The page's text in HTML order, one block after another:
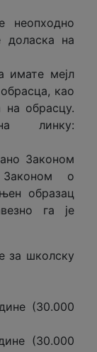
неопходно
доласка на
имате мејл
као
обрасцу.
линку:
Законом
о
образац
га је
за школску
(30.000
(30.000